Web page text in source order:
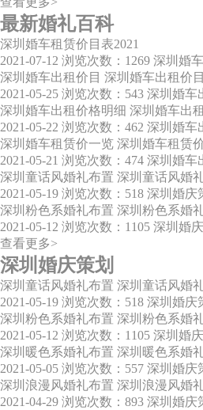
最新婚礼百科
深圳婚车租赁价目表2021
2021-07-12 浏览次数：1269 深圳婚
深圳婚车出租价目 深圳婚车出租价
2021-05-25 浏览次数：543 深圳婚车
深圳婚车出租价格明细 深圳婚车出
2021-05-22 浏览次数：462 深圳婚车
深圳婚车租赁价一览 深圳婚车租赁
2021-05-21 浏览次数：474 深圳婚车
深圳童话风婚礼布置 深圳童话风婚
2021-05-19 浏览次数：518 深圳婚庆
深圳粉色系婚礼布置 深圳粉色系婚
2021-05-12 浏览次数：1105 深圳婚
查看更多>
深圳婚庆策划
深圳童话风婚礼布置 深圳童话风婚
2021-05-19 浏览次数：518 深圳婚庆
深圳粉色系婚礼布置 深圳粉色系婚
2021-05-12 浏览次数：1105 深圳婚
深圳暖色系婚礼布置 深圳暖色系婚
2021-05-05 浏览次数：557 深圳婚庆
深圳浪漫风婚礼布置 深圳浪漫风婚
2021-04-29 浏览次数：893 深圳婚庆